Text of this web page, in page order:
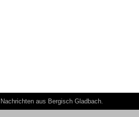
aus Bergisch Gladbach.